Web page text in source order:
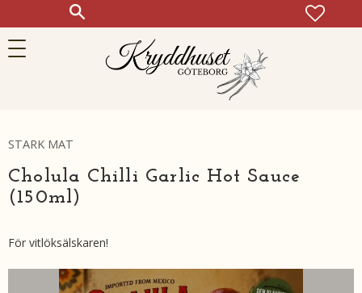
STARK MAT
Cholula Chilli Garlic Hot Sauce
(150ml)
För vitlöksälskaren!